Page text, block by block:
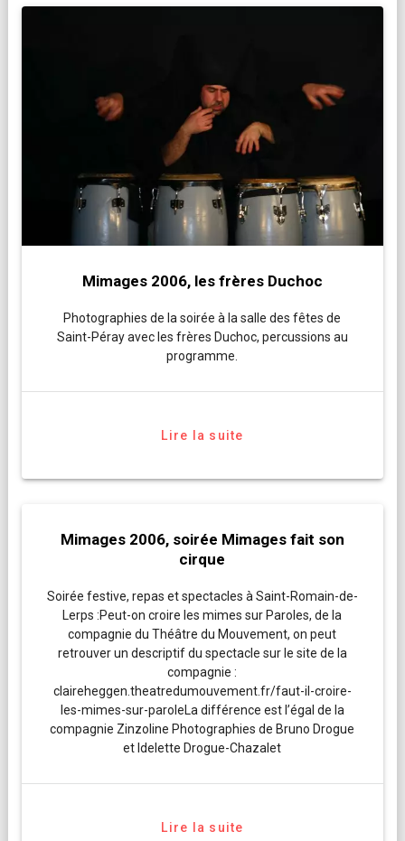
Mimages 2006, les frères Duchoc
Photographies de la soirée à la salle des fêtes de
Saint-Péray avec les frères Duchoc, percussions au
programme.
Lire la suite
Mimages 2006, soirée Mimages fait son
cirque
Soirée festive, repas et spectacles à Saint-Romain-de-
Lerps :Peut-on croire les mimes sur Paroles, de la
compagnie du Théâtre du Mouvement, on peut
retrouver un descriptif du spectacle sur le site de la
compagnie :
claireheggen.theatredumouvement.fr/faut-il-croire-
les-mimes-sur-paroleLa différence est l’égal de la
compagnie Zinzoline Photographies de Bruno Drogue
et Idelette Drogue-Chazalet
Lire la suite